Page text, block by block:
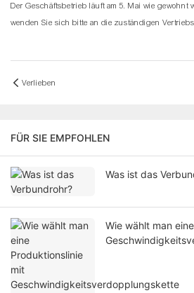
Der Geschäftsbetrieb läuft am 5. Mai wie gewohnt
wenden Sie sich bitte an die zuständigen
Verlieben
FÜR SIE EMPFOHLEN
Was ist das
Wie wählt man